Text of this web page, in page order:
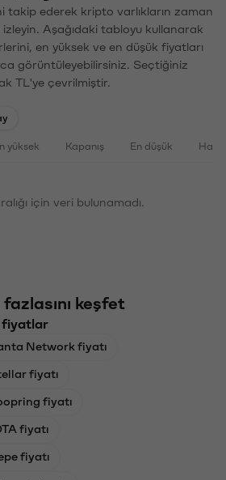
takip ederek kripto varlıkların zaman
izleyin. Aşağıdaki tabloyu kullanarak
en yüksek ve en düşük fiyatları
görüntüleyebilirsiniz. Seçtiğiniz
TL'ye çevrilmiştir.
yüksek Kapanış En düşük
için veri bulunamadı.
keşfet
fiyatlar
Network fiyatı
fiyatı
fiyatı
fiyatı
fiyatı